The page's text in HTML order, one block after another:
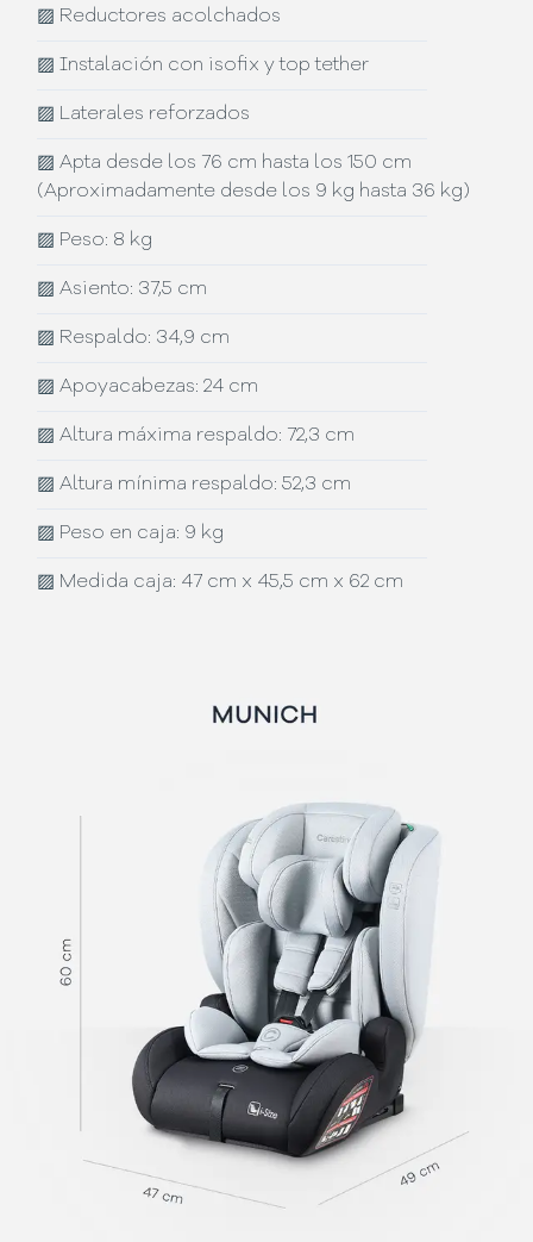
▨ Reductores acolchados
▨Instalación con isofix y top tether
▨ Laterales reforzados
▨Apta desde los 76 cm hasta los 150 cm
(Aproximadamente desde los 9 kg hasta 36 kg)
▨ Peso: 8 kg
▨Asiento: 37,5 cm
▨ Respaldo: 34,9 cm
▨Apoyacabezas: 24 cm
▨Altura máxima respaldo: 72,3 cm
▨Altura mínima respaldo: 52,3 cm
▨ Peso en caja: 9 kg
▨ Medida caja: 47 cm x 45,5 cm x 62 cm